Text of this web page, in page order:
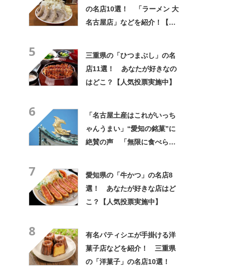
の名店10選！ 「ラーメン 大
名古屋店」などを紹介！【人
5
三重県の「ひつまぶし」の名
店11選！ あなたが好きなの
はどこ？【人気投票実施中】
6
「名古屋土産はこれがいっち
ゃんうまい」“愛知の銘菓”に
絶賛の声 「無限に食べられ
7
愛知県の「牛かつ」の名店8
選！ あなたが好きな店はど
こ？【人気投票実施中】
8
有名パティシエが手掛ける洋
菓子店などを紹介！ 三重県
の「洋菓子」の名店10選！